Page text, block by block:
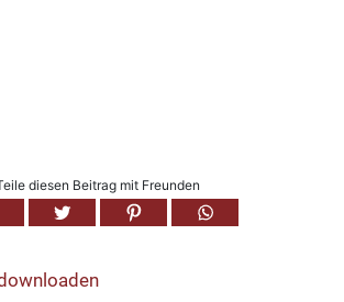
diesen Beitrag mit Freunden